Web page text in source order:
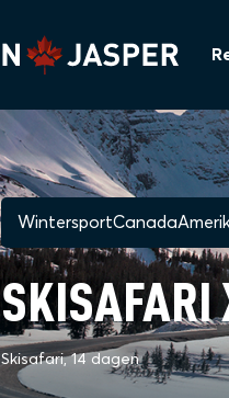
SKISAFARI
Skisafari, 14 dagen